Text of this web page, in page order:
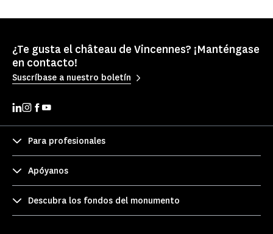
¿Te gusta el château de Vincennes? ¡Manténgase
en contacto!
Suscríbase a nuestro boletín
Para profesionales
Apóyanos
Descubra los fondos del monumento